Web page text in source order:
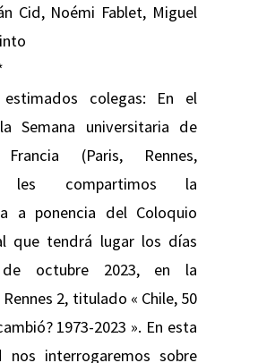
Cid, Noémi Fablet, Miguel
estimados colegas: En el
Semana universitaria de
(Paris, Rennes,
les compartimos la
a ponencia del Coloquio
que tendrá lugar los días
octubre 2023, en la
2, titulado « Chile, 50
1973-2023 ». En esta
nos interrogaremos sobre